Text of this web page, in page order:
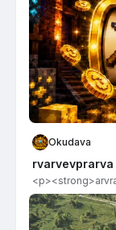
Okudava
rvarvevprarva